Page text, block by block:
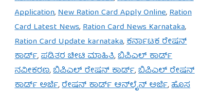
Application,New Ration Card Apply Online,Ration
Card Latest News,Ration Card News Karnataka,
Ration Card Update karnataka,ಕರ್ನಾಟಕ ರೇಷನ್
ಕಾರ್ಡ್,ಪಡಿತರ ಚೀಟಿ ಮಾಹಿತಿ,ಬಿಪಿಎಲ್ ಕಾರ್ಡ್
ನವೀಕರಣ,ಬಿಪಿಎಲ್ ರೇಷನ್ ಕಾರ್ಡ್,ಬಿಪಿಎಲ್ ರೇಷನ್
ಕಾರ್ಡ್ ಅರ್ಜಿ,ರೇಷನ್ ಕಾರ್ಡ್ ಆನ್‌ಲೈನ್ ಅರ್ಜಿ,ಹೊಸ